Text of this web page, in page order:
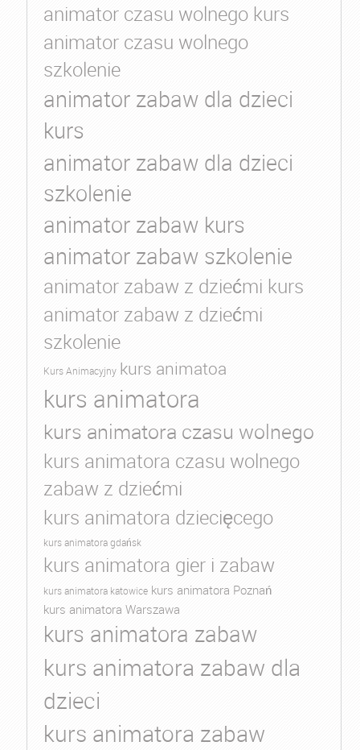
animator czasu wolnego kurs
animator czasu wolnego
szkolenie
animator zabaw dla dzieci
kurs
animator zabaw dla dzieci
szkolenie
animator zabaw kurs
animator zabaw szkolenie
animator zabaw z dziećmi kurs
animator zabaw z dziećmi
szkolenie
Kurs Animacyjny kurs animatoa
kurs animatora
kurs animatora czasu wolnego
kurs animatora czasu wolnego
zabaw z dziećmi
kurs animatora dziecięcego
kurs animatora gdańsk
kurs animatora gier i zabaw
kurs animatora katowice kurs animatora Poznań
kurs animatora Warszawa
kurs animatora zabaw
kurs animatora zabaw dla
dzieci
kurs animatora zabaw